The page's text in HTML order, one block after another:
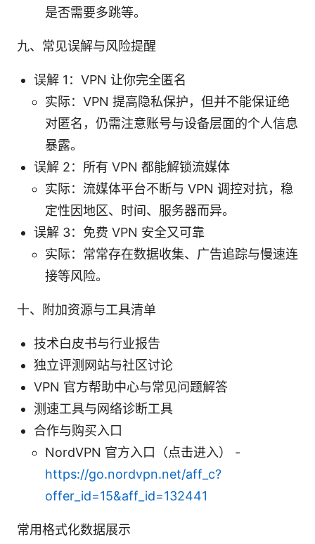
是否需要多跳等。
九、常见误解与风险提醒
误解 1：VPN 让你完全匿名
实际：VPN 提高隐私保护，但并不能保证绝
对匿名，仍需注意账号与设备层面的个人信息
暴露。
误解 2：所有 VPN 都能解锁流媒体
实际：流媒体平台不断与 VPN 调控对抗，稳
定性因地区、时间、服务器而异。
误解 3：免费 VPN 安全又可靠
实际：常常存在数据收集、广告追踪与慢速连
接等风险。
十、附加资源与工具清单
技术白皮书与行业报告
独立评测网站与社区讨论
VPN 官方帮助中心与常见问题解答
测速工具与网络诊断工具
合作与购买入口
NordVPN 官方入口（点击进入） -
https://go.nordvpn.net/aff_c?
offer_id=15&aff_id=132441
常用格式化数据展示